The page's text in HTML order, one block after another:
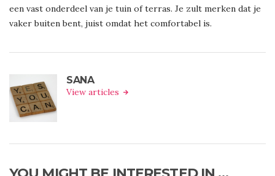
een vast onderdeel van je tuin of terras. Je zult merken dat je
vaker buiten bent, juist omdat het comfortabel is.
SANA
View articles